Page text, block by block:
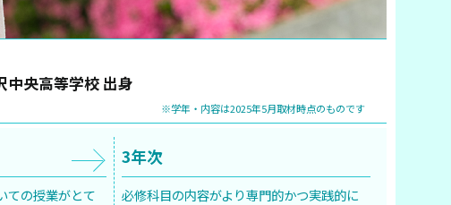
央高等学校 出身
※学年・内容は2025年5月取材時点のものです
ての授業がとて
3年次
必修科目の内容がより専門的かつ実践的に